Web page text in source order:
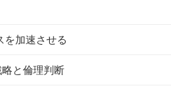
を加速させる
と倫理判断